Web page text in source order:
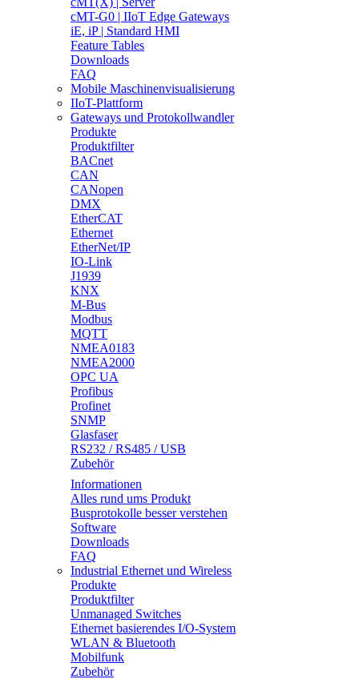
cMT-G0 | IIoT Edge Gateways
iE, iP | Standard HMI
Feature Tables
Downloads
FAQ
Mobile Maschinenvisualisierung
IIoT-Plattform
Gateways und Protokollwandler
Produkte
Produktfilter
BACnet
CAN
CANopen
DMX
EtherCAT
Ethernet
EtherNet/IP
IO-Link
J1939
KNX
M-Bus
Modbus
MQTT
NMEA0183
NMEA2000
OPC UA
Profibus
Profinet
SNMP
Glasfaser
RS232 / RS485 / USB
Zubehör
Informationen
Alles rund ums Produkt
Busprotokolle besser verstehen
Software
Downloads
FAQ
Industrial Ethernet und Wireless
Produkte
Produktfilter
Unmanaged Switches
Ethernet basierendes I/O-System
WLAN & Bluetooth
Mobilfunk
Zubehör